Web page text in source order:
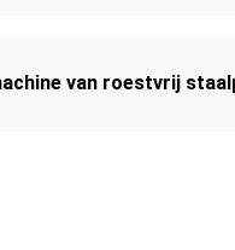
van roestvrij